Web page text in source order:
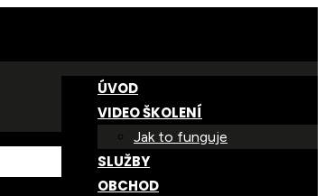
ÚVOD
VIDEO ŠKOLENÍ
Jak to funguje
SLUŽBY
OBCHOD